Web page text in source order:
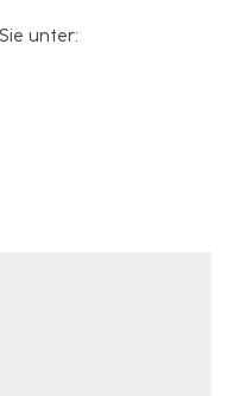
unter: